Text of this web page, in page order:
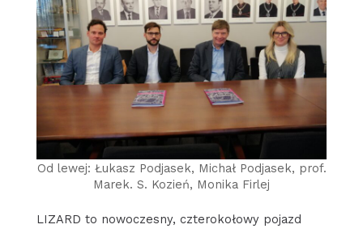
Od lewej: Łukasz Podjasek, Michał Podjasek, prof.
Marek. S. Kozień, Monika Firlej
LIZARD to nowoczesny, czterokołowy pojazd